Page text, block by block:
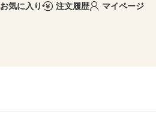
お気に入り 注文履歴 マイページ